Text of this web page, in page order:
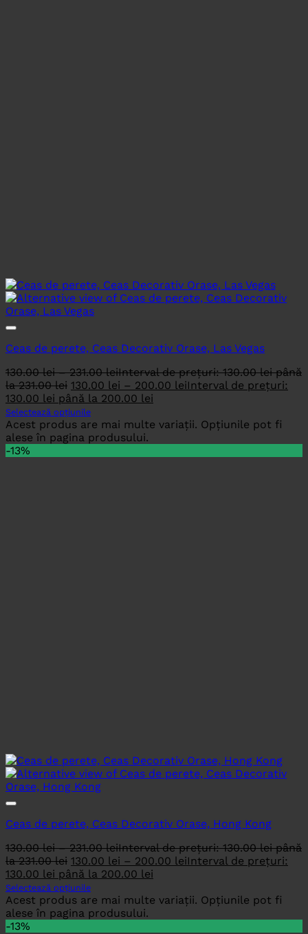
Ceas de perete, Ceas Decorativ Orase, Las Vegas
130.00lei – 231.00leiInterval de prețuri: 130.00 lei până
la 231.00 lei 130.00 lei – 200.00 leiInterval de prețuri:
130.00 lei până la 200.00 lei
Selectează opțiunile
Acest produs are mai multe variații. Opțiunile pot fi
alese în pagina produsului.
-13%
Ceas de perete, Ceas Decorativ Orase, Hong Kong
130.00lei – 231.00leiInterval de prețuri: 130.00 lei până
la 231.00 lei 130.00 lei – 200.00 leiInterval de prețuri:
130.00 lei până la 200.00 lei
Selectează opțiunile
Acest produs are mai multe variații. Opțiunile pot fi
alese în pagina produsului.
-13%